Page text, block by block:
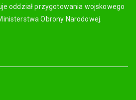
oddział przygotowania wojskowego
Obrony Narodowej.